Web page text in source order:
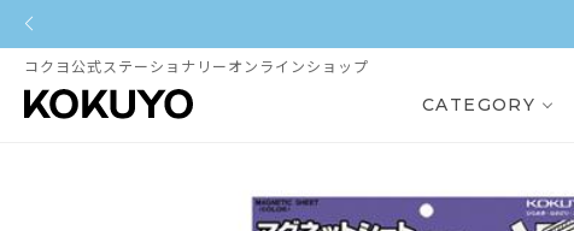
コクヨ公式ステーショナリーオンラインショップ
CATEGORY